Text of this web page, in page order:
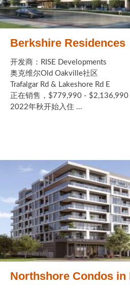
Berkshire Residences
开发商：RISE Developments
奥克维尔Old Oakville社区
Trafalgar Rd & Lakeshore Rd E
正在销售，$779,990 - $2,136,990
2022年秋开始入住 ...
Northshore Condos